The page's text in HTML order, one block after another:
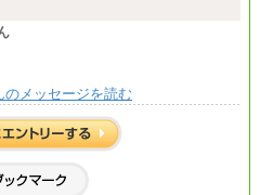
上
上
能力・経験・勤務地などにより
与に変更はございません。
円～300,000円
与に変更はございません。
のメッセージを読む